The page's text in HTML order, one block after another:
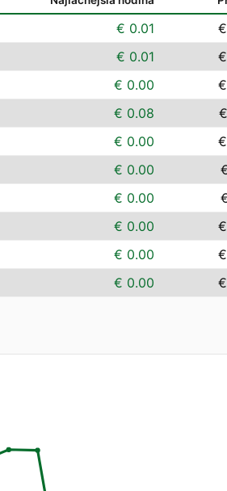
€ 0.01
€ 0.01
€ 0.00
€ 0.08
€ 0.00
€ 0.00
€ 0.00
€ 0.00
€ 0.00
€ 0.00